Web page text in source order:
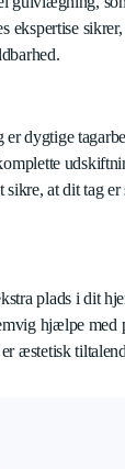
ekspertise
dygtige
sikre, at dit tag
plads i dit
hjælpe med
æstetisk